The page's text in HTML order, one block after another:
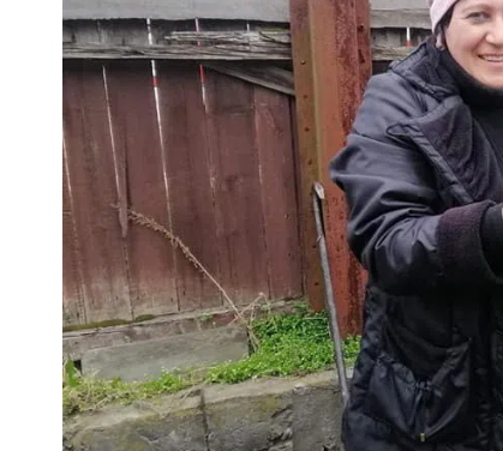
ПОЛІЦІЯ ПОЛТАВЩИНИ РОЗШУКУЄ 62-РІЧНУ
ЛЮДМИЛУ ТИМЧЕНКО
26 листопада 2025 0